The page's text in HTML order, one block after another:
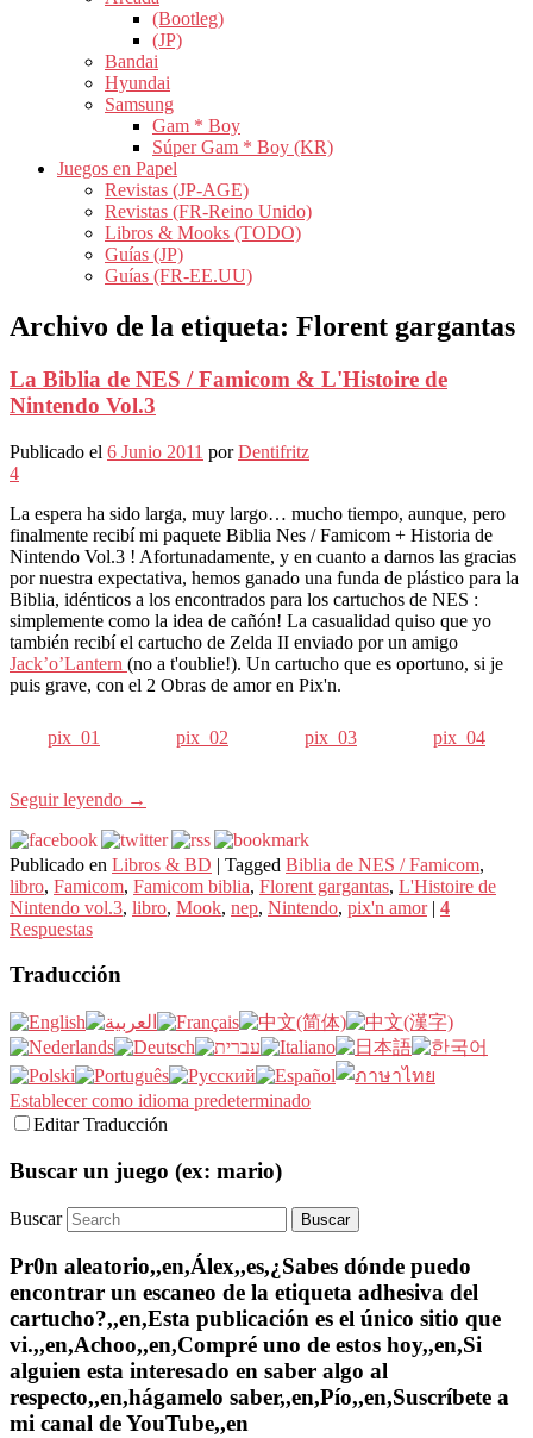
(Bootleg)
(JP)
Bandai
Hyundai
Samsung
Gam * Boy
Súper Gam * Boy (KR)
Juegos en Papel
Revistas (JP-AGE)
Revistas (FR-Reino Unido)
Libros & Mooks (TODO)
Guías (JP)
Guías (FR-EE.UU)
Archivo de la etiqueta: Florent gargantas
La Biblia de NES / Famicom & L'Histoire de
Nintendo Vol.3
Publicado el 6 Junio 2011 porDentifritz
4
La espera ha sido larga, muy largo… mucho tiempo, aunque, pero
finalmente recibí mi paquete Biblia Nes / Famicom + Historia de
Nintendo Vol.3 ! Afortunadamente, y en cuanto a darnos las gracias
por nuestra expectativa, hemos ganado una funda de plástico para la
Biblia, idénticos a los encontrados para los cartuchos de NES :
simplemente como la idea de cañón! La casualidad quiso que yo
también recibí el cartucho de Zelda II enviado por un amigo
Jack’o’Lantern (no a t'oublie!). Un cartucho que es oportuno, si je
puis grave, con el 2 Obras de amor en Pix'n.
pix_01 pix_02 pix_03 pix_04
Seguir leyendo →
Publicado en Libros & BD | Tagged Biblia de NES / Famicom,
libro, Famicom, Famicom biblia, Florent gargantas, L'Histoire de
Nintendo vol.3, libro, Mook, nep, Nintendo, pix'n amor | 4
Respuestas
Traducción
Establecer como idioma predeterminado
Editar Traducción
Buscar un juego (ex: mario)
Buscar
Pr0n aleatorio,,en,Álex,,es,¿Sabes dónde puedo
encontrar un escaneo de la etiqueta adhesiva del
cartucho?,,en,Esta publicación es el único sitio que
vi.,,en,Achoo,,en,Compré uno de estos hoy,,en,Si
alguien esta interesado en saber algo al
respecto,,en,hágamelo saber,,en,Pío,,en,Suscríbete a
mi canal de YouTube,,en